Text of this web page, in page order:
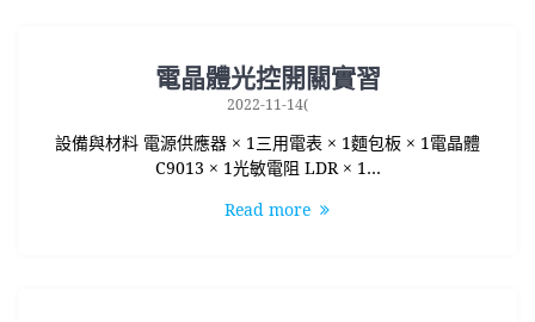
電晶體光控開關實習
2022-11-14(
設備與材料 電源供應器 × 1三用電表 × 1麵包板 × 1電晶體
C9013 × 1光敏電阻 LDR × 1…
Read more